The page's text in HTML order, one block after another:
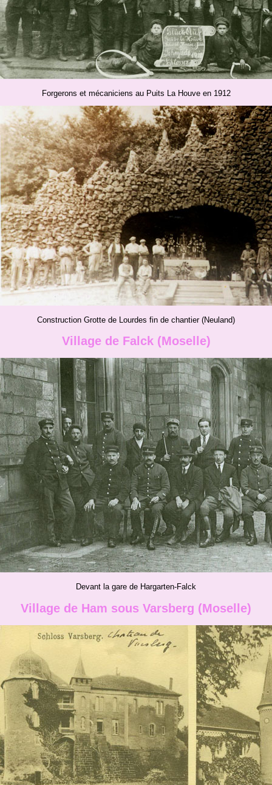
Forgerons et mécaniciens au Puits La Houve en 1912
Construction Grotte de Lourdes fin de chantier (Neuland)
Village de Falck (Moselle)
Devant la gare de Hargarten-Falck
Village de Ham sous Varsberg (Moselle)